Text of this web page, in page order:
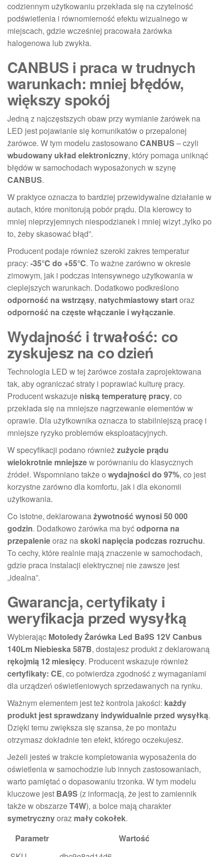
codziennym użytkowaniu przekłada się na czytelność
podświetlenia i równomierność efektu wizualnego w
miejscach, gdzie wcześniej pracowała żarówka
halogenowa lub zwykła.
CANBUS i praca w trudnych
warunkach: mniej błędów,
większy spokój
Jedną z najczęstszych obaw przy wymianie żarówek na
LED jest pojawianie się komunikatów o przepalonej
żarówce. W tym modelu zastosowano CANBUS – czyli
wbudowany układ elektroniczny, który pomaga uniknąć
błędów w samochodach wyposażonych w szynę
CANBUS.
W praktyce oznacza to bardziej przewidywalne działanie w
autach, które monitorują pobór prądu. Dla kierowcy to
mniej nieprzyjemnych niespodzianek i mniej wizyt „tylko po
to, żeby skasować błąd”.
Producent podaje również szeroki zakres temperatur
pracy: -35°C do +55°C. To ważne zarówno w okresie
zimowym, jak i podczas intensywnego użytkowania w
cieplejszych warunkach. Dodatkowo podkreślono
odporność na wstrząsy, natychmiastowy startoraz
odporność na częste włączanie i wyłączanie.
Wydajność i trwałość: co
zyskujesz na co dzień
Technologia LED w tej żarówce została zaprojektowana
tak, aby ograniczać straty i poprawiać kulturę pracy.
Producent wskazuje niską temperaturę pracy, co
przekłada się na mniejsze nagrzewanie elementów w
oprawie. Dla użytkownika oznacza to stabilniejszą pracę i
mniejsze ryzyko problemów eksploatacyjnych.
W specyfikacji podano równieżzużycie prądu
wielokrotnie mniejszew porównaniu do klasycznych
źródeł. Wspomniano także o wydajności do 97%, co jest
korzystne zarówno dla komfortu, jak i dla ekonomii
użytkowania.
Co istotne, deklarowanażywotność wynosi 50 000
godzin. Dodatkowo żarówka ma byćodporna na
przepalenieoraz naskoki napięcia podczas rozruchu.
To cechy, które realnie mają znaczenie w samochodach,
gdzie praca instalacji elektrycznej nie zawsze jest
„idealna”.
Gwarancja, certyfikaty i
weryfikacja przed wysyłką
Wybierając Motoledy Żarówka Led Ba9S 12V Canbus
140Lm Niebieska 587B, dostajesz produkt z deklarowaną
rękojmią 12 miesięcy. Producent wskazuje również
certyfikaty: CE, co potwierdza zgodność z wymaganiami
dla urządzeń oświetleniowych sprzedawanych na rynku.
Ważnym elementem jest też kontrola jakości: każdy
produkt jest sprawdzany indywidualnie przed wysyłką.
Dzięki temu zwiększa się szansa, że po montażu
otrzymasz dokładnie ten efekt, którego oczekujesz.
Jeżeli jesteś w trakcie kompletowania wyposażenia do
oświetlenia w samochodzie lub innych zastosowaniach,
warto pamiętać o dopasowaniu trzonka. W tym modelu
kluczowe jest BA9S (z informacją, że jest to zamiennik
także w obszarzeT4W), a bolce mają charakter
symetrycznyoraz mały cokołek.
Parametr
Wartość